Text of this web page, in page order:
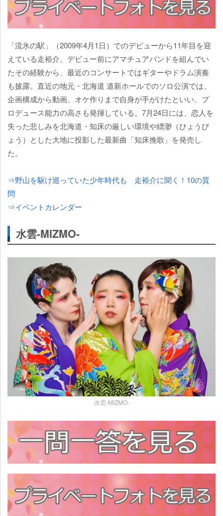
「流氷の駅」（2009年4月1日）でのデビューから11年目を迎
えている走裕介。デビュー前にアマチュアバンドを組んでい
たその経験から、最近のコンサートではギターやドラム演奏
も披露。直近の地元・北海道 道新ホールでのソロ公演では、
企画構成から動画、オケ作りまで自身が手がけたといい、プ
ロデュース能力の高さも発揮している。7月24日には、恋人を
失った悲しみを北海道・知床の厳しい環境や縹渺（ひょうび
ょう）とした大地に投影した最新曲「知床挽歌」を発売し
た。
⇒野山を駆け巡っていた少年時代も 走裕介に聞く！10の質
問
⇒イベントカレンダー
水雲-MIZMO-
水雲-MIZMO-